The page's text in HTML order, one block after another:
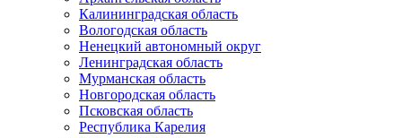
Калининградская область
Вологодская область
Ненецкий автономный округ
Ленинградская область
Мурманская область
Новгородская область
Псковская область
Республика Карелия